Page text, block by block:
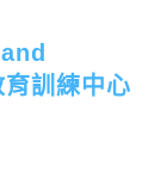
訓練中心